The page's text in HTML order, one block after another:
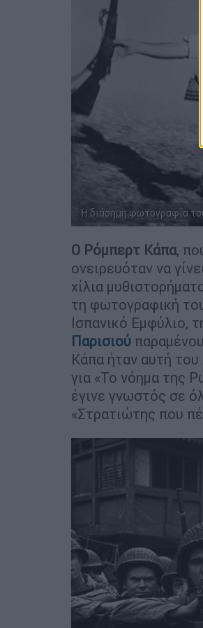
Η διάσημη φωτογραφία
Ο Ρόμπερτ Κάπα,
ονειρευόταν να
χίλια
τη φωτογραφική
Ισπανικό Εμφύλιο,
Παρισιού
Κάπα ήταν αυτή του
για «Το νόημα της
έγινε γνωστός σε
«Στρατιώτης που